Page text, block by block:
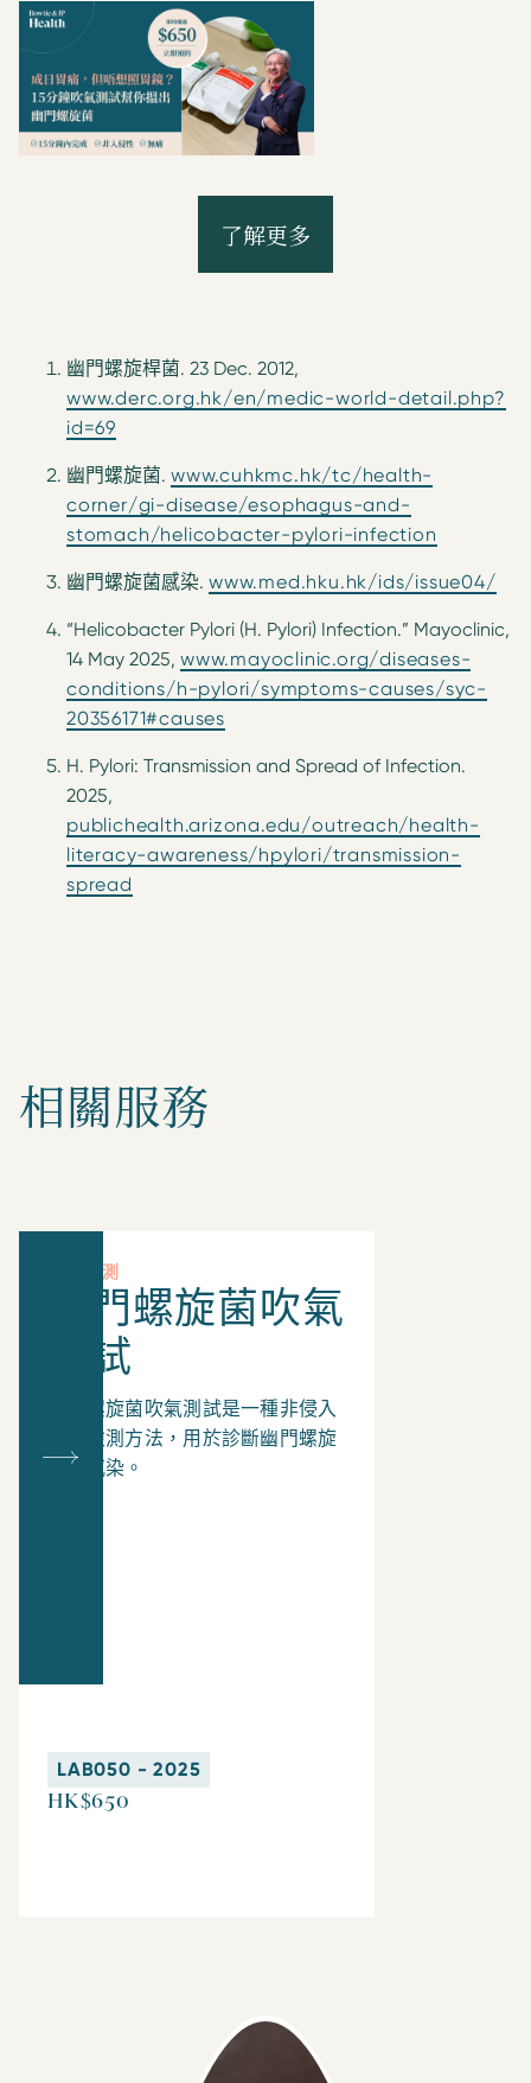
幽門螺旋桿菌. 23 Dec. 2012,
www.derc.org.hk/en/medic-world-detail.php?
id=69
幽門螺旋菌. www.cuhkmc.hk/tc/health-
corner/gi-disease/esophagus-and-
stomach/helicobacter-pylori-infection
幽門螺旋菌感染. www.med.hku.hk/ids/issue04/
“Helicobacter Pylori (H. Pylori) Infection.” Mayoclinic,
14 May 2025, www.mayoclinic.org/diseases-
conditions/h-pylori/symptoms-causes/syc-
20356171#causes
H. Pylori: Transmission and Spread of Infection.
2025,
publichealth.arizona.edu/outreach/health-
literacy-awareness/hpylori/transmission-
spread
相關服務
專項檢測
幽門螺旋菌吹氣
測試
幽門螺旋菌吹氣測試是一種非侵入
性的檢測方法，用於診斷幽門螺旋
桿菌感染。
LAB050 - 2025
HK$650